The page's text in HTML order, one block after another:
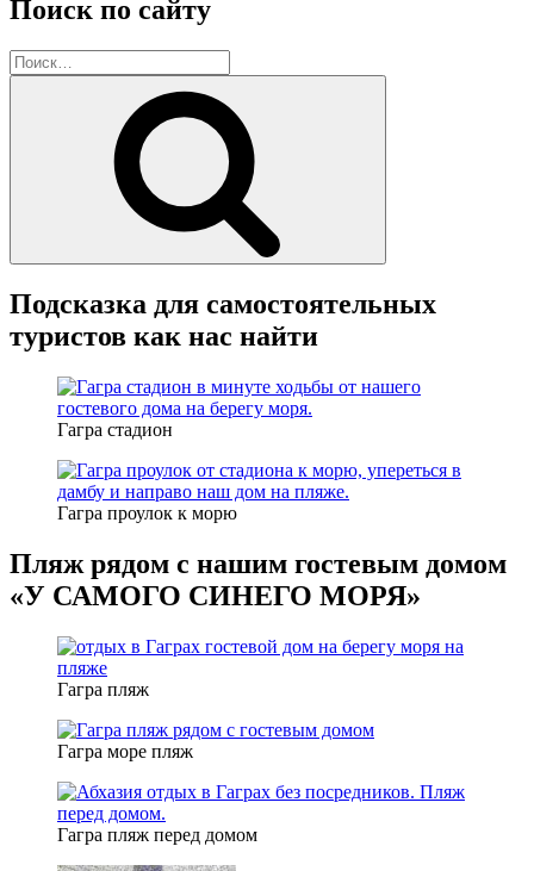
Поиск по сайту
Искать:
Подсказка для самостоятельных
туристов как нас найти
Гагра стадион
Гагра проулок к морю
Пляж рядом с нашим гостевым домом
«У САМОГО СИНЕГО МОРЯ»
Гагра пляж
Гагра море пляж
Гагра пляж перед домом